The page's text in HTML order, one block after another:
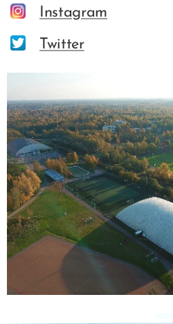
Instagram
Twitter